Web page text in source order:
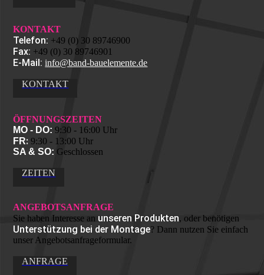
KONTAKT
Telefon: +49 (0) 30 89746900
Fax: +49 (0) 30 89746901
E-Mail: info@band-bauelemente.de
KONTAKT
ÖFFNUNGS­ZEITEN
MO - DO: 9:30 - 16:00 Uhr
FR: 9:30 - 13:00 Uhr
SA & SO: Geschlossen
ZEITEN
ANGEBOTS­ANFRAGE
Sie haben Interesse an unseren Produkten, oder benötigen
Unterstützung bei der Montage? Dann nutzen Sie einfach
unser Angebots­anfrage­formular.
ANFRAGE